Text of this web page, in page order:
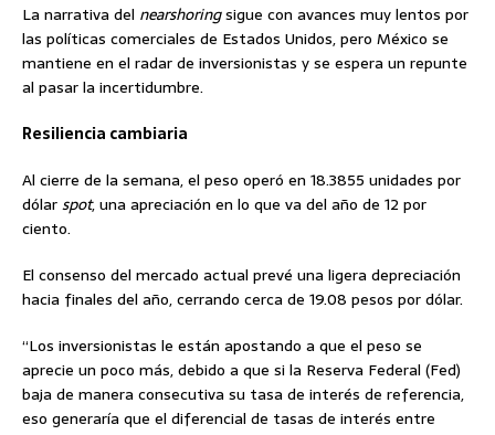
La narrativa del nearshoringsigue con avances muy lentos por
las políticas comerciales de Estados Unidos, pero México se
mantiene en el radar de inversionistas y se espera un repunte
al pasar la incertidumbre.
Resiliencia cambiaria
Al cierre de la semana, el peso operó en 18.3855 unidades por
dólarspot, una apreciación en lo que va del año de 12 por
ciento.
El consenso del mercado actual prevé una ligera depreciación
hacia finales del año, cerrando cerca de 19.08 pesos por dólar.
“Los inversionistas le están apostando a que el peso se
aprecie un poco más, debido a que si la Reserva Federal (Fed)
baja de manera consecutiva su tasa de interés de referencia,
eso generaría que el diferencial de tasas de interés entre